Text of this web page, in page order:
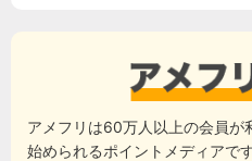
アメフリは60万人以上の会員が
始められるポイントメディアです